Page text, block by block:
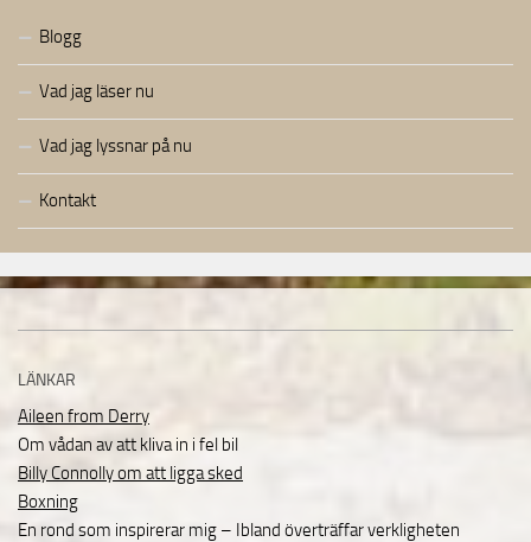
Blogg
Vad jag läser nu
Vad jag lyssnar på nu
Kontakt
LÄNKAR
Aileen from Derry
Om vådan av att kliva in i fel bil
Billy Connolly om att ligga sked
Boxning
En rond som inspirerar mig – Ibland överträffar verkligheten